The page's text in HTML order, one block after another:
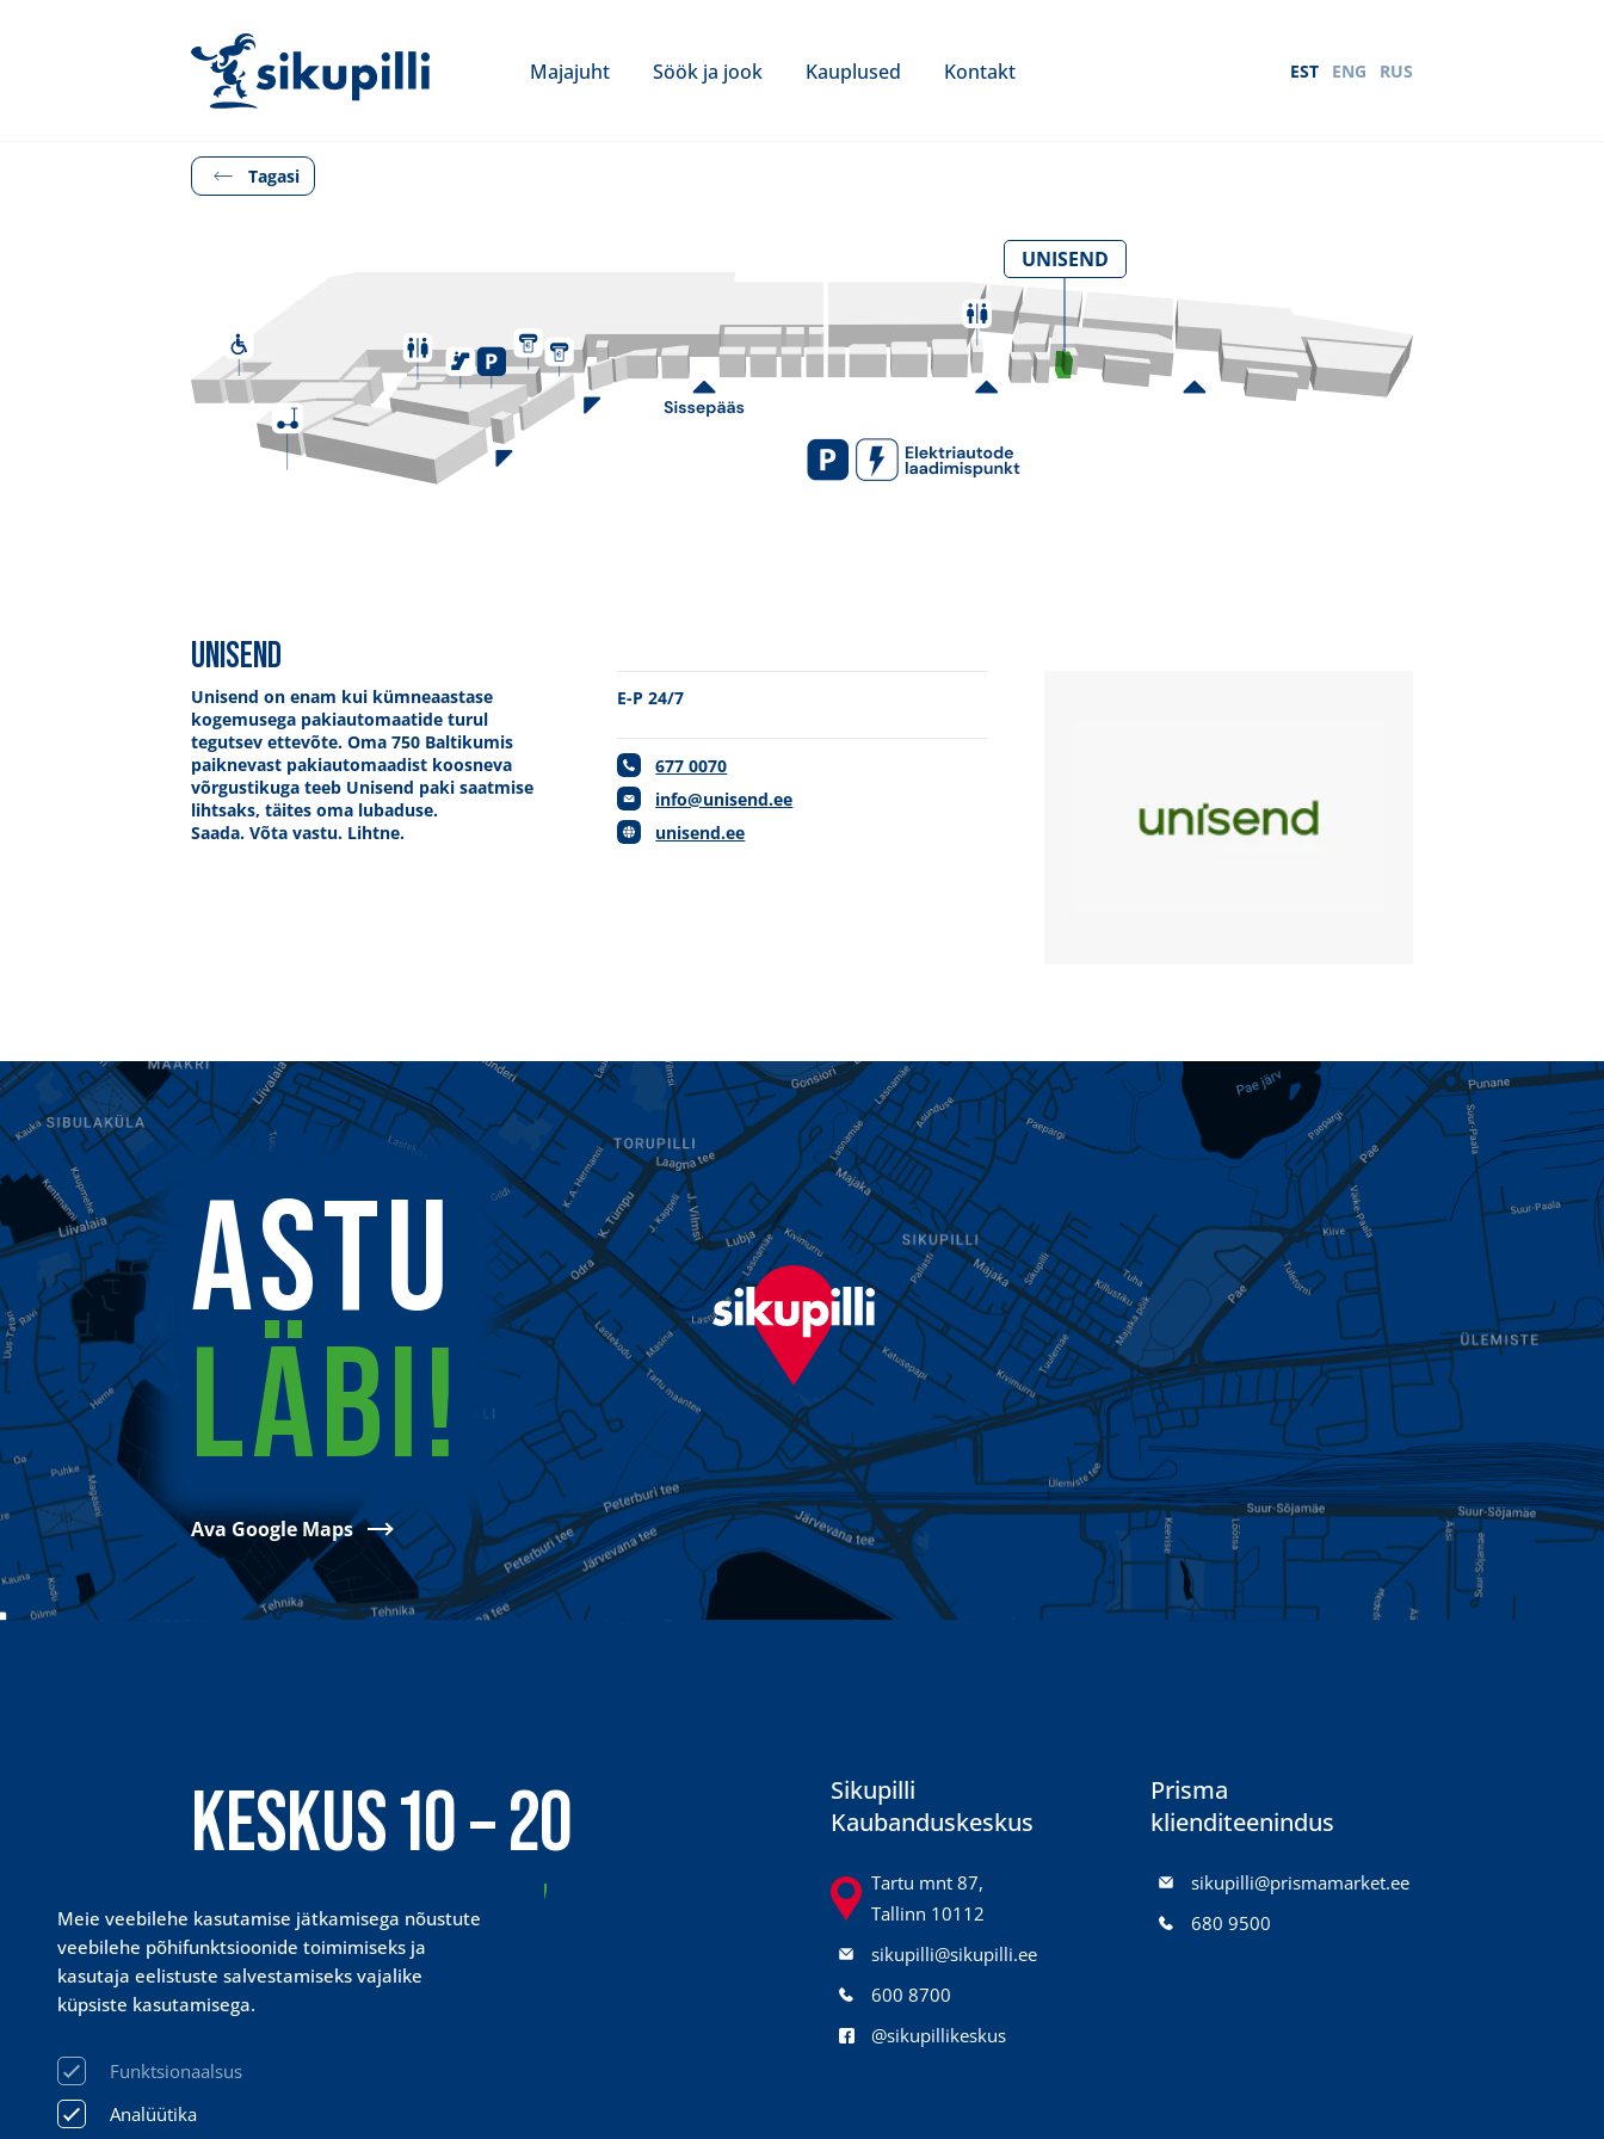
Majajuht Söök ja jook Kauplused Kontakt EST ENG RUS
Tagasi
UNISEND
UNISEND
Unisend on enam kui kümneaastase
kogemusega pakiautomaatide turul
tegutsev ettevõte. Oma 750 Baltikumis
paiknevast pakiautomaadist koosneva
võrgustikuga teeb Unisend paki saatmise
lihtsaks, täites oma lubaduse.
Saada. Võta vastu. Lihtne.
E-P 24/7
677 0070
info@unisend.ee
unisend.ee
ASTU
LÄBI!
Ava Google Maps
KESKUS 10 – 20
PRISMA 24 / 7
Sikupilli
Kaubanduskeskus
Tartu mnt 87,
Tallinn 10112
sikupilli@sikupilli.ee
600 8700
@sikupillikeskus
Prisma
klienditeenindus
sikupilli@prismamarket.ee
680 9500
Meie veebilehe kasutamise jätkamisega nõustute
veebilehe põhifunktsioonide toimimiseks ja
kasutaja eelistuste salvestamiseks vajalike
küpsiste kasutamisega.
Funktsionaalsus
Analüütika